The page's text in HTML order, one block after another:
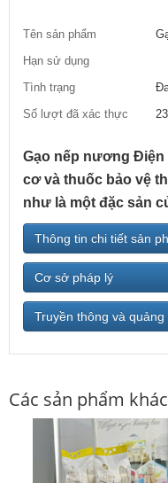
Tên sản phẩm
Hạn sử dụng
Tình trạng
Số lượt đã xác thực
23
Gạo nếp nương
cơ và thuốc bảo vệ
như là một đặc sản
Thông tin chi tiết sản
Cơ sở pháp lý
Truyền thông và quảng
Các sản phẩm khác